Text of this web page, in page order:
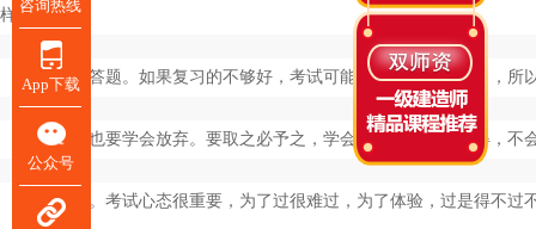
样 !
3、快速答题。如果复习的不够好，考试可能还会有答不完题目，
4、答题也要学会放弃。要取之必予之，学会舍得，有舍才有得，
5、心态。考试心态很重要，为了过很难过，为了体验，过是得不
咨询热线
App下载
公众号